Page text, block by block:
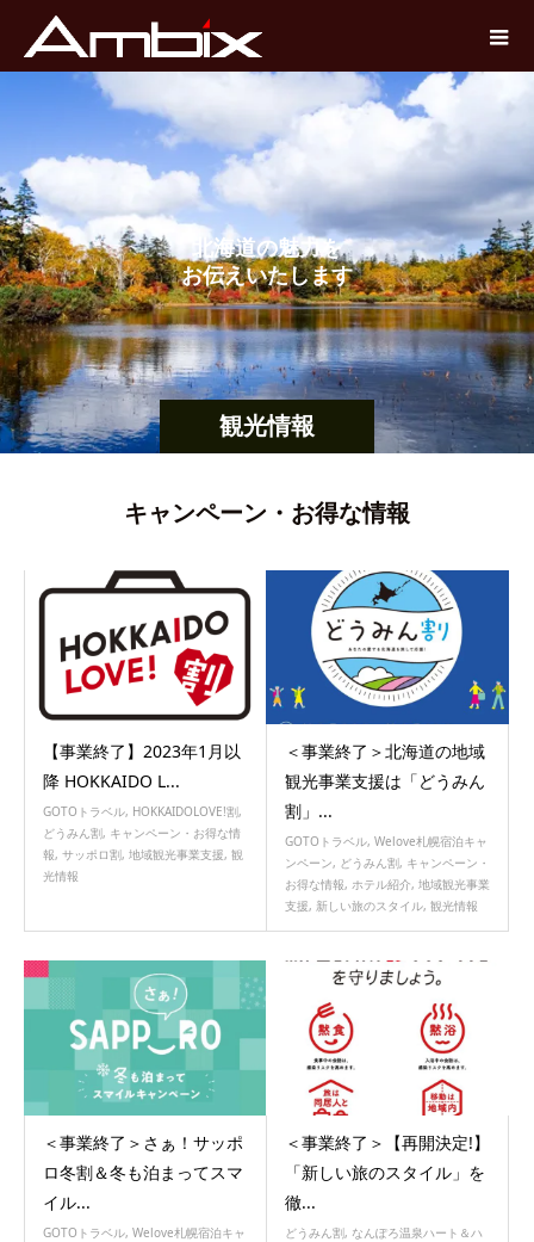
観光情報
北海道の魅力 を
お伝えいたします
キャンペーン・お得な情報
【事業終了】2023年1月以
降 HOKKAIDO L...
GOTOトラベル, HOKKAIDOLOVE!割,
どうみん割, キャンペーン・お得な情
報, サッポロ割, 地域観光事業支援, 観
光情報
＜事業終了＞北海道の地域
観光事業支援は「どうみん
割」...
GOTOトラベル, Welove札幌宿泊キャ
ンペーン, どうみん割, キャンペーン・
お得な情報, ホテル紹介, 地域観光事業
支援, 新しい旅のスタイル, 観光情報
＜事業終了＞さぁ！サッポ
ロ冬割＆冬も泊まってスマ
イル...
GOTOトラベル, Welove札幌宿泊キャ
＜事業終了＞【再開決定!】
「新しい旅のスタイル」を
徹...
どうみん割, なんぽろ温泉ハート＆ハ